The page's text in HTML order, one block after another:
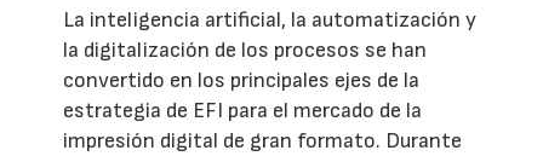
La inteligencia artificial, la automatización y
la digitalización de los procesos se han
convertido en los principales ejes de la
estrategia de EFI para el mercado de la
impresión digital de gran formato. Durante